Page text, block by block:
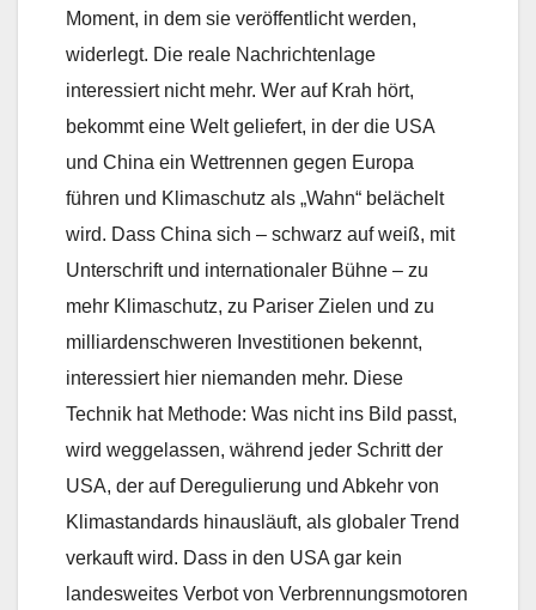
Moment, in dem sie veröffentlicht werden,
widerlegt. Die reale Nachrichtenlage
interessiert nicht mehr. Wer auf Krah hört,
bekommt eine Welt geliefert, in der die USA
und China ein Wettrennen gegen Europa
führen und Klimaschutz als „Wahn“ belächelt
wird. Dass China sich – schwarz auf weiß, mit
Unterschrift und internationaler Bühne – zu
mehr Klimaschutz, zu Pariser Zielen und zu
milliardenschweren Investitionen bekennt,
interessiert hier niemanden mehr. Diese
Technik hat Methode: Was nicht ins Bild passt,
wird weggelassen, während jeder Schritt der
USA, der auf Deregulierung und Abkehr von
Klimastandards hinausläuft, als globaler Trend
verkauft wird. Dass in den USA gar kein
landesweites Verbot von Verbrennungsmotoren